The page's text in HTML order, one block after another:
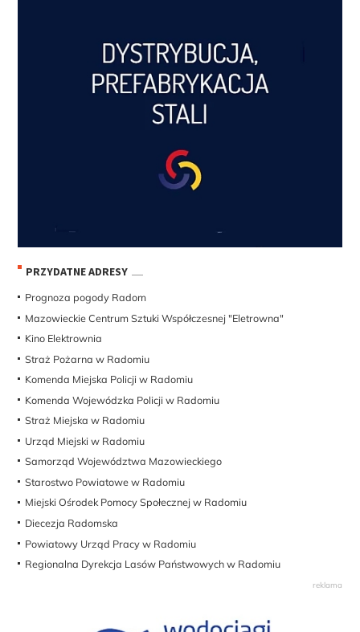
PRZYDATNE ADRESY
Prognoza pogody Radom
Mazowieckie Centrum Sztuki Współczesnej "Eletrowna"
Kino Elektrownia
Straż Pożarna w Radomiu
Komenda Miejska Policji w Radomiu
Komenda Wojewódzka Policji w Radomiu
Straż Miejska w Radomiu
Urząd Miejski w Radomiu
Samorząd Województwa Mazowieckiego
Starostwo Powiatowe w Radomiu
Miejski Ośrodek Pomocy Społecznej w Radomiu
Diecezja Radomska
Powiatowy Urząd Pracy w Radomiu
Regionalna Dyrekcja Lasów Państwowych w Radomiu